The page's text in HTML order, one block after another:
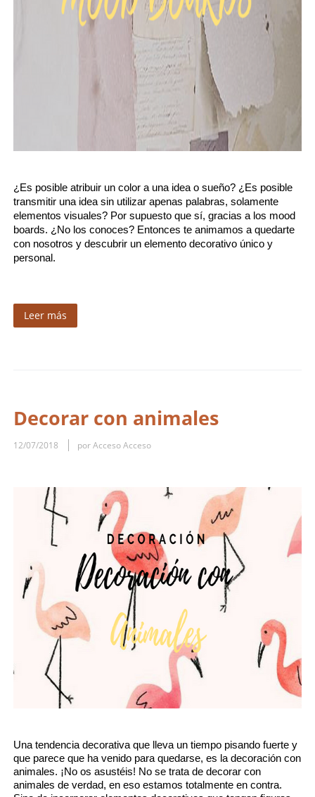
¿Es posible atribuir un color a una idea o sueño? ¿Es posible
transmitir una idea sin utilizar apenas palabras, solamente
elementos visuales? Por supuesto que sí, gracias a los mood
boards. ¿No los conoces? Entonces te animamos a quedarte
con nosotros y descubrir un elemento decorativo único y
personal.
Leer más
Decorar con animales
12/07/2018 por Acceso Acceso
Una tendencia decorativa que lleva un tiempo pisando fuerte y
que parece que ha venido para quedarse, es la decoración con
animales. ¡No os asustéis! No se trata de decorar con
animales de verdad, en eso estamos totalmente en contra.